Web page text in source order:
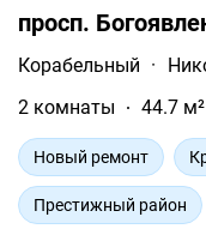
просп.
Корабельный ·
2 комнаты
44.7 м²
Новый ремонт
Престижный район